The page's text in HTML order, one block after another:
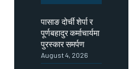
पासाङ दोर्ची शेर्पा र
पूर्णबहादुर कर्माचार्यमा
पुरस्कार समर्पण
August 4, 2026